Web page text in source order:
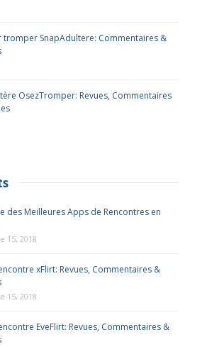
SnapAdultere: Commentaires &
OsezTromper: Revues, Commentaires
des Meilleures Apps de Rencontres en
15, 2018
xFlirt: Revues, Commentaires &
15, 2018
EveFlirt: Revues, Commentaires &